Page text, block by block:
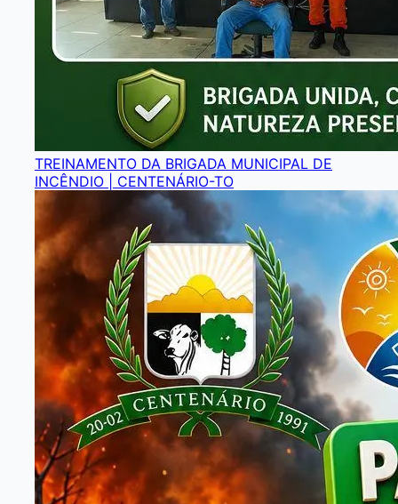
TREINAMENTO DA BRIGADA MUNICIPAL DE
INCÊNDIO | CENTENÁRIO-TO